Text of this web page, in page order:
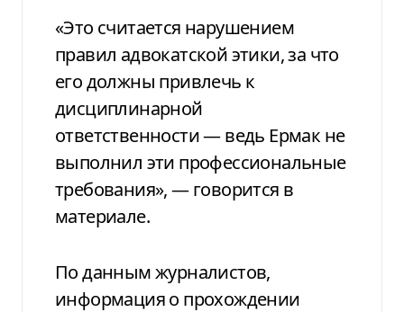
«Это считается нарушением
правил адвокатской этики, за что
его должны привлечь к
дисциплинарной
ответственности — ведь Ермак не
выполнил эти профессиональные
требования», — говорится в
материале.
По данным журналистов,
информация о прохождении